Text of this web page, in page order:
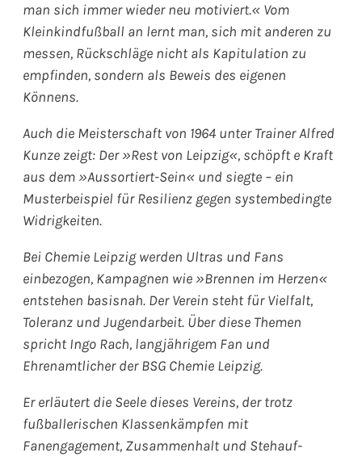
man sich immer wieder neu motiviert.« Vom
Kleinkindfußball an lernt man, sich mit anderen zu
messen, Rückschläge nicht als Kapitulation zu
empfinden, sondern als Beweis des eigenen
Könnens.
Auch die Meisterschaft von 1964 unter Trainer Alfred
Kunze zeigt: Der »Rest von Leipzig«, schöpft e Kraft
aus dem »Aussortiert-Sein« und siegte – ein
Musterbeispiel für Resilienz gegen systembedingte
Widrigkeiten.
Bei Chemie Leipzig werden Ultras und Fans
einbezogen, Kampagnen wie »Brennen im Herzen«
entstehen basisnah. Der Verein steht für Vielfalt,
Toleranz und Jugendarbeit. Über diese Themen
spricht Ingo Rach, langjährigem Fan und
Ehrenamtlicher der BSG Chemie Leipzig.
Er erläutert die Seele dieses Vereins, der trotz
fußballerischen Klassenkämpfen mit
Fanengagement, Zusammenhalt und Stehauf-